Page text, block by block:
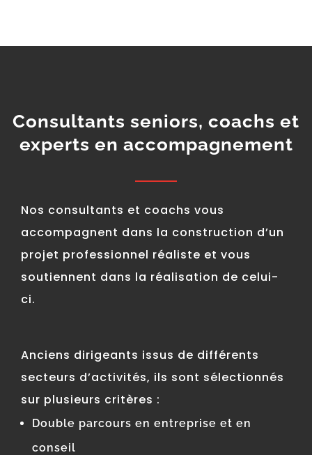
Consultants seniors, coachs et
experts en accompagnement
Nos consultants et coachs vous
accompagnent dans la construction d’un
projet professionnel réaliste et vous
soutiennent dans la réalisation de celui-
ci.
Anciens dirigeants issus de différents
secteurs d’activités, ils sont sélectionnés
sur plusieurs critères :
Double parcours en entreprise et en
conseil